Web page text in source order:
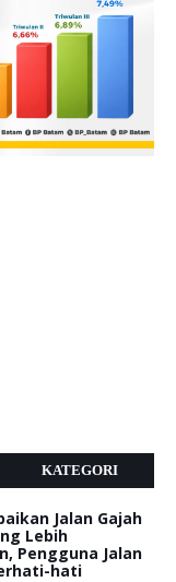
KATEGORI
Jalan Gajah
Lebih
Pengguna Jalan
hati